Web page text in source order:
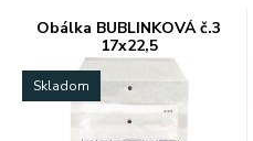
Obálka BUBLINKOVÁ č.3
17x22,5
Skladom